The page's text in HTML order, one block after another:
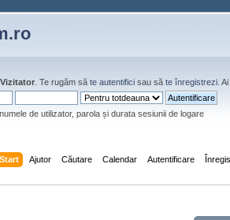
Vizitator . Te rugăm săte autentifici sau săte înregistrezi .
de utilizator, parola și durata sesiunii de logare
Ajutor Căutare Calendar Autentificare